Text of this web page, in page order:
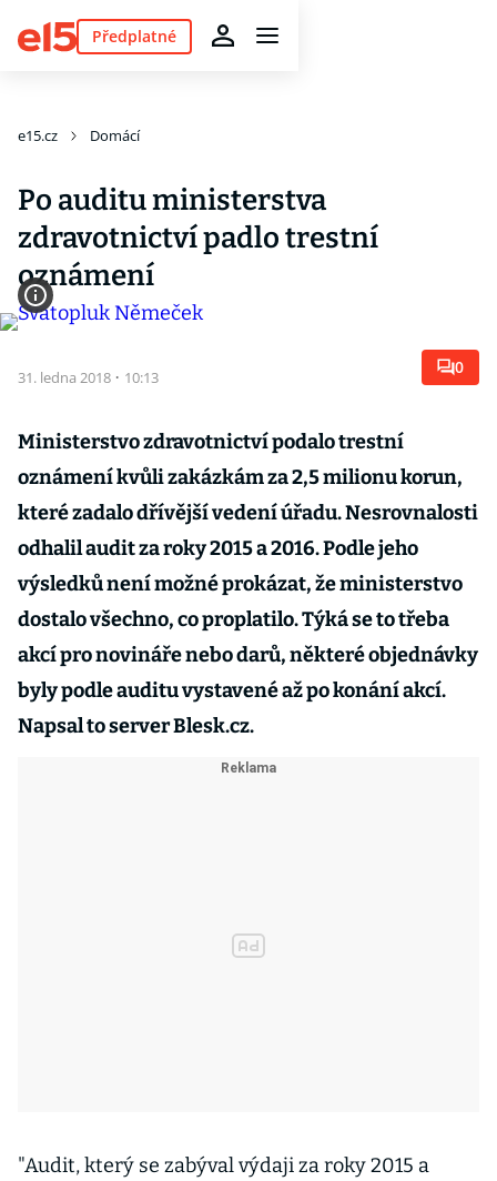
Předplatné
e15.cz Domácí
Po auditu ministerstva
zdravotnictví padlo trestní
oznámení
31. ledna 2018 · 10:13 0
Ministerstvo zdravotnictví podalo trestní
oznámení kvůli zakázkám za 2,5 milionu korun,
které zadalo dřívější vedení úřadu. Nesrovnalosti
odhalil audit za roky 2015 a 2016. Podle jeho
výsledků není možné prokázat, že ministerstvo
dostalo všechno, co proplatilo. Týká se to třeba
akcí pro novináře nebo darů, některé objednávky
byly podle auditu vystavené až po konání akcí.
Napsal to serverBlesk.cz.
"Audit, který se zabýval výdaji za roky 2015 a